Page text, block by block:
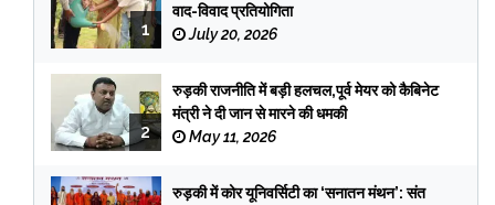
1
वाद-विवाद प्रतियोगिता
July 20, 2026
2
रुड़की राजनीति में बड़ी हलचल,पूर्व मेयर को कैबिनेट
मंत्री ने दी जान से मारने की धमकी
May 11, 2026
रुड़की में कोर यूनिवर्सिटी का ‘सनातन मंथन’: संत